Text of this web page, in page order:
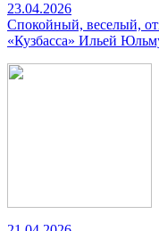
23.04.2026
Спокойный, веселый,
«Кузбасса» Ильей